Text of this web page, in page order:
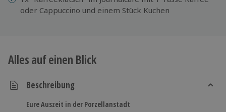
oder Cappuccino und einem Stück Kuchen
Alles auf einen Blick
Beschreibung
Eure Auszeit in der Porzellanstadt